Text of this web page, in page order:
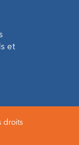
et
droits